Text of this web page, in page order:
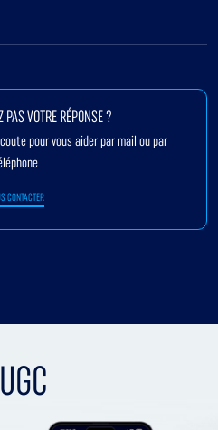
PAS VOTRE RÉPONSE ?
pour vous aider par mail ou par
CONTACTER